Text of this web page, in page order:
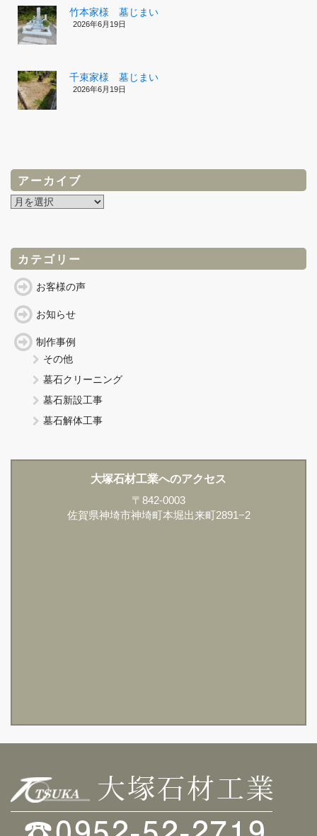
竹本家様 墓じまい
2026年6月19日
千束家様 墓じまい
2026年6月19日
アーカイブ
ア
ブ カテゴリー
お客様の声
お知らせ
制作事例
その他
墓石クリーニング
墓石新設工事
墓石解体工事
大塚石材工業へのアクセス
〒842-0003
佐賀県神埼市神埼町本堀出来町2891−2